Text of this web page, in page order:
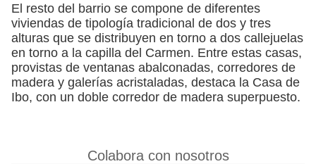
El resto del barrio se compone de diferentes
viviendas de tipología tradicional de dos y tres
alturas que se distribuyen en torno a dos callejuelas
en torno a la capilla del Carmen. Entre estas casas,
provistas de ventanas abalconadas, corredores de
madera y galerías acristaladas, destaca la Casa de
Ibo, con un doble corredor de madera superpuesto.
Colabora con nosotros